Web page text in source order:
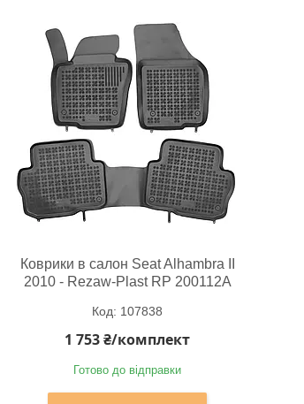
Коврики в салон Seat Alhambra II
2010 - Rezaw-Plast RP 200112A
107838
1 753 ₴/комплект
Готово до відправки